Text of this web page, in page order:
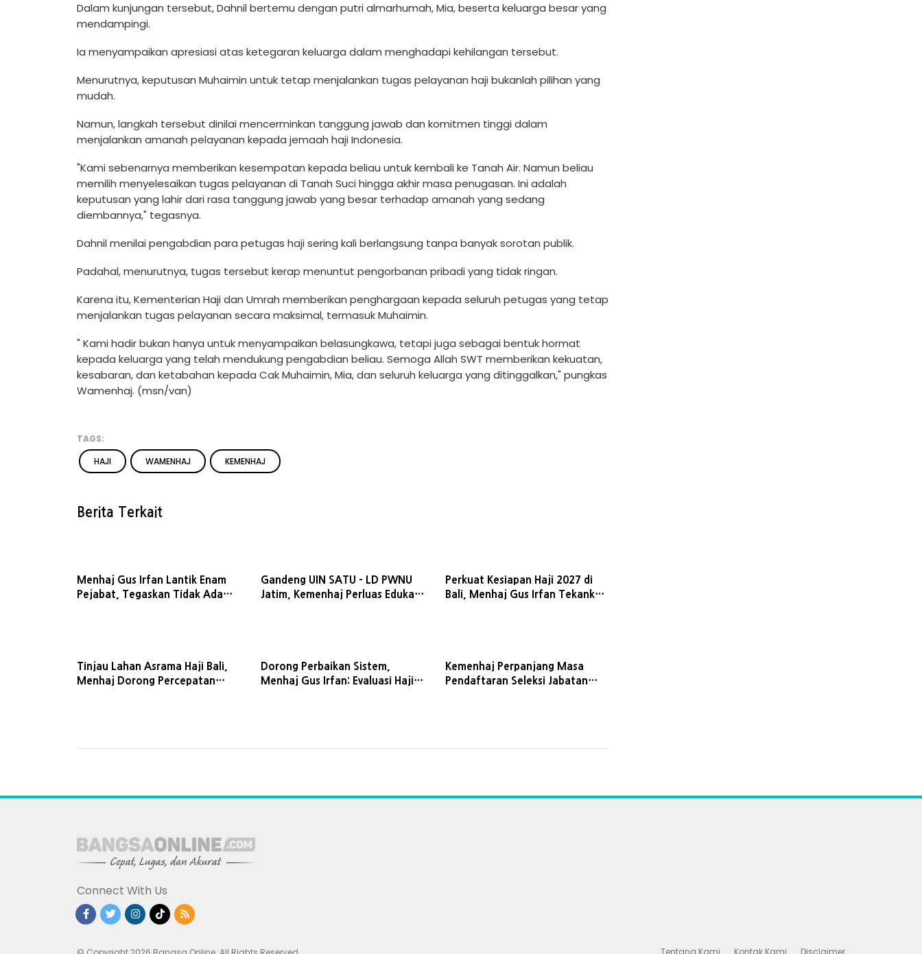
Dalam kunjungan tersebut, Dahnil bertemu dengan putri almarhumah, Mia, beserta keluarga besar yang
mendampingi.
Ia menyampaikan apresiasi atas ketegaran keluarga dalam menghadapi kehilangan tersebut.
Menurutnya, keputusan Muhaimin untuk tetap menjalankan tugas pelayanan haji bukanlah pilihan yang
mudah.
Namun, langkah tersebut dinilai mencerminkan tanggung jawab dan komitmen tinggi dalam
menjalankan amanah pelayanan kepada jemaah haji Indonesia.
"Kami sebenarnya memberikan kesempatan kepada beliau untuk kembali ke Tanah Air. Namun beliau
memilih menyelesaikan tugas pelayanan di Tanah Suci hingga akhir masa penugasan. Ini adalah
keputusan yang lahir dari rasa tanggung jawab yang besar terhadap amanah yang sedang
diembannya," tegasnya.
Dahnil menilai pengabdian para petugas haji sering kali berlangsung tanpa banyak sorotan publik.
Padahal, menurutnya, tugas tersebut kerap menuntut pengorbanan pribadi yang tidak ringan.
Karena itu, Kementerian Haji dan Umrah memberikan penghargaan kepada seluruh petugas yang tetap
menjalankan tugas pelayanan secara maksimal, termasuk Muhaimin.
" Kami hadir bukan hanya untuk menyampaikan belasungkawa, tetapi juga sebagai bentuk hormat
kepada keluarga yang telah mendukung pengabdian beliau. Semoga Allah SWT memberikan kekuatan,
kesabaran, dan ketabahan kepada Cak Muhaimin, Mia, dan seluruh keluarga yang ditinggalkan," pungkas
Wamenhaj. (msn/van)
TAGS:
HAJI
WAMENHAJ KEMENHAJ
Berita Terkait
Menhaj Gus Irfan Lantik Enam
Pejabat, Tegaskan Tidak Ada
Gandeng UIN SATU - LD PWNU
Jatim, Kemenhaj Perluas Edukasi
Perkuat Kesiapan Haji 2027 di
Bali, Menhaj Gus Irfan Tekankan
Tinjau Lahan Asrama Haji Bali,
Menhaj Dorong Percepatan
Dorong Perbaikan Sistem,
Menhaj Gus Irfan: Evaluasi Haji
Kemenhaj Perpanjang Masa
Pendaftaran Seleksi Jabatan
Connect With Us
Tentang Kami Kontak Kami Disclaimer